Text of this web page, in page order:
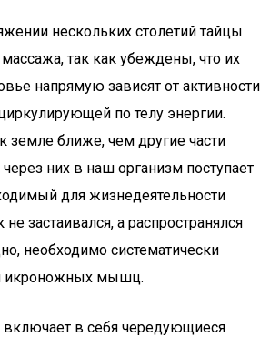
нескольких столетий тайцы
так как убеждены, что их
напрямую зависят от активности
по телу энергии.
ближе, чем другие части
них в наш организм поступает
для жизнедеятельности
застаивался, а распространялся
необходимо систематически
икроножных мышц.
в себя чередующиеся